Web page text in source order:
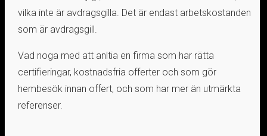
vilka inte är avdragsgilla. Det är endast arbetskostanden
som är avdragsgill.
Vad noga med att anltia en firma som har rätta
certifieringar, kostnadsfria offerter och som gör
hembesök innan offert, och som har mer än utmärkta
referenser.